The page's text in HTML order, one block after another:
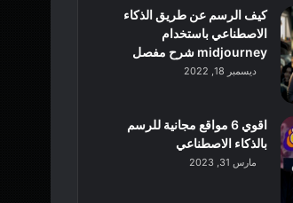
كيف الرسم عن طريق الذكاء
الاصطناعي باستخدام
midjourney شرح مفصل
ديسمبر 18, 2022
اقوي 6 مواقع مجانية للرسم
بالذكاء الاصطناعي
مارس 31, 2023